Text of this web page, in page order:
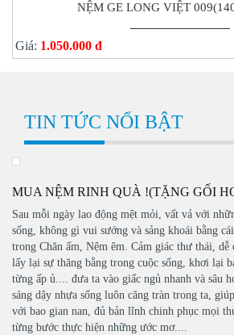
NỆM GE LONG VIỆT
Giá: 1.050.000 đ
TIN TỨC NỔI BẬT
MUA NỆM RINH QUÀ !(TẶNG GỐI
Sau mỗi ngày lao động mệt mỏi, vất vả với
sống, không gì vui sướng và sảng khoái bằng
trong Chăn ấm, Nệm êm. Cảm giác thư thái, dễ
lấy lại sự thăng bằng trong cuộc sống, khơi lại
từng ấp ủ.... đưa ta vào giấc ngủ nhanh và sâu
sáng dậy nhựa sống luôn căng tràn trong ta,
với bao gian nan, đủ bản lĩnh chinh phục mọi
từng bước thực hiện những ước mơ....